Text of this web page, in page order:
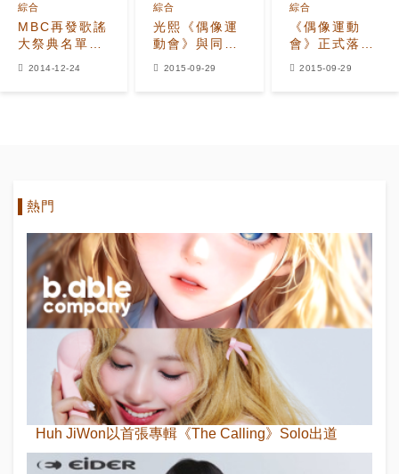
MBC再發歌謠
大祭典名單
綜合
2014-12-24
光熙《偶像運
動會》與同隊
綜合
2015-09-29
《偶像運動
會》正式落幕
綜合
2015-09-29
熱門
Huh JiWon以首張專輯《The Calling》Solo出道